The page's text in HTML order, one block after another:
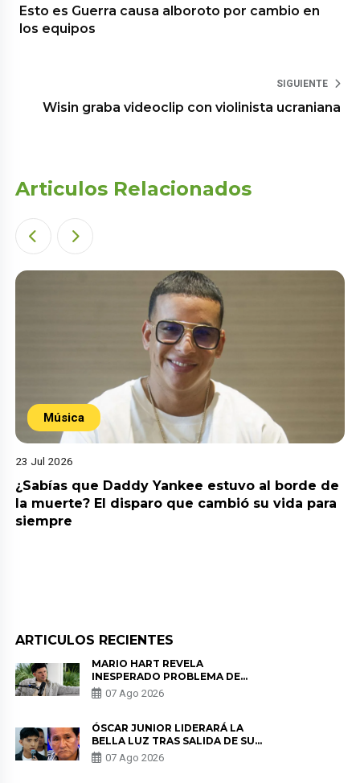
Esto es Guerra causa alboroto por cambio en
los equipos
SIGUIENTE
Wisin graba videoclip con violinista ucraniana
Articulos Relacionados
Música
23 Jul 2026
¿Sabías que Daddy Yankee estuvo al borde de
la muerte? El disparo que cambió su vida para
siempre
ARTICULOS RECIENTES
MARIO HART REVELA
INESPERADO PROBLEMA DE
SALUD ANTES DE SEPARARSE DE
KORINA: “ME ENCONTRARON UN
07 Ago 2026
ÓSCAR JUNIOR LIDERARÁ LA
BELLA LUZ TRAS SALIDA DE SU
PADRE POR POLÉMICA CON
NALDY SALDAÑA
07 Ago 2026